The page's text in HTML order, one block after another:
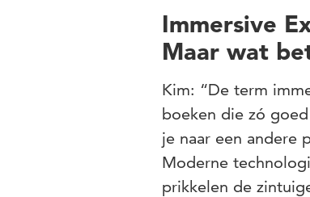
Immersive
Maar wat
Kim: “De term
boeken die zó
je naar een andere
Moderne
prikkelen de